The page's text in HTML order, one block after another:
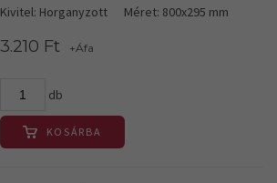
Kivitel: Horganyzott
Méret: 800x295 mm
3.210 Ft +Áfa
db
KOSÁRBA